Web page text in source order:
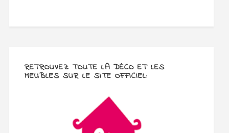
RETROUVEZ TOUTE LA DÉCO ET LES
MEUBLES SUR LE SITE OFFICIEL: